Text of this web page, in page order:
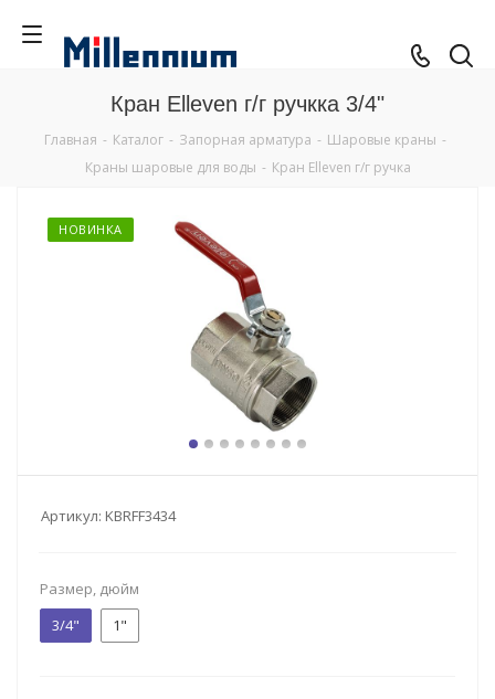
Кран Elleven г/г ручкка 3/4"
Главная - Каталог - Запорная арматура - Шаровые краны -
Краны шаровые для воды - Кран Elleven г/г ручка
НОВИНКА
Артикул: KBRFF3434
Размер, дюйм
3/4"
1"